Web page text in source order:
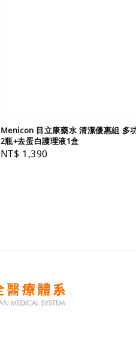
Menicon 目立康藥水 清潔優惠組 多
2瓶+去蛋白護理液1盒
Regular
NT$ 1,390